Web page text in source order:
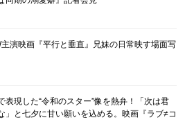
演映画『平行と垂直』兄妹の日常映す場面写
表現した“令和のスター”像を熱弁！「次は君
」と七夕に甘い願いを込める。映画『ラブ≠コ